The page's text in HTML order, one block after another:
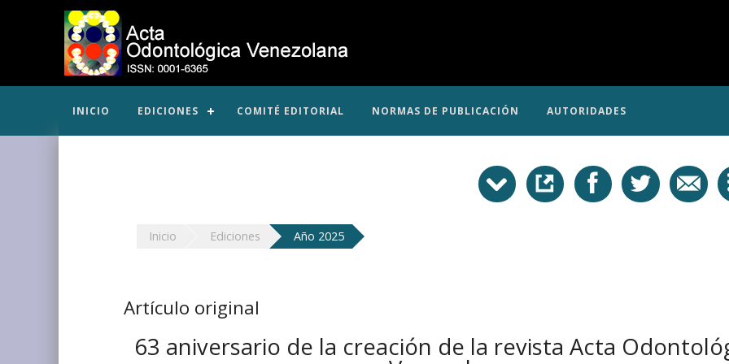
INICIO EDICIONES COMITÉ EDITORIAL NORMAS DE PUBLICACIÓN AUTORIDADES
Inicio Ediciones Año 2025
Artículo original
63 aniversario de la creación de la revista Acta